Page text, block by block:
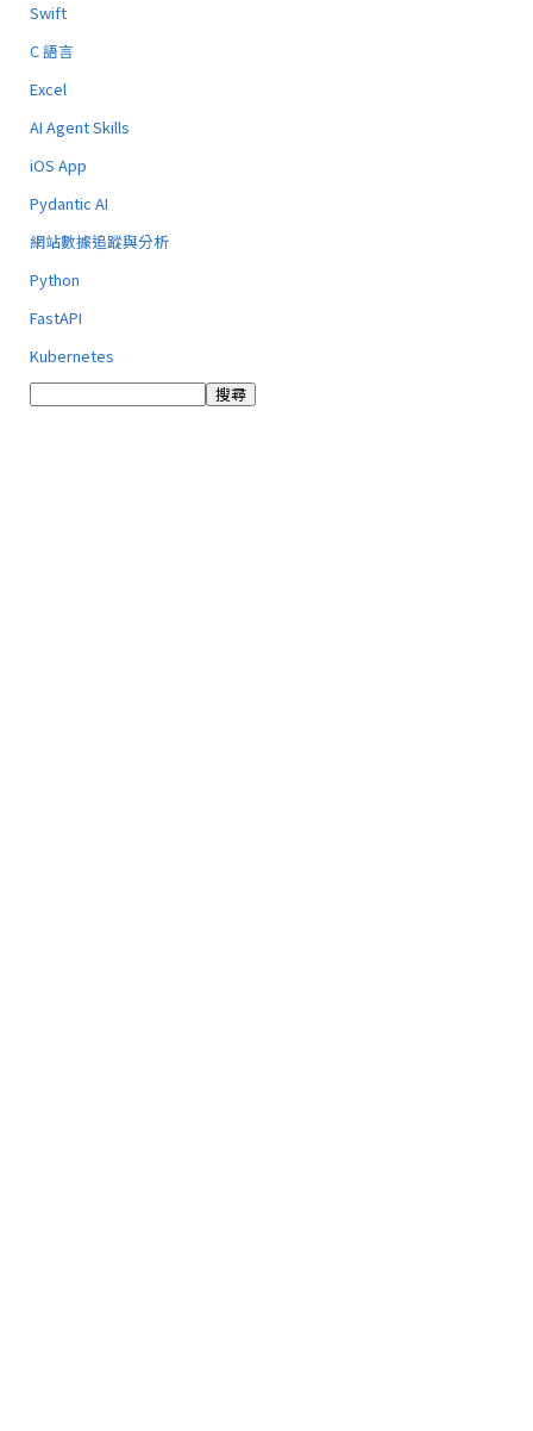
Swift
C 語言
Excel
AI Agent Skills
iOS App
Pydantic AI
網站數據追蹤與分析
Python
FastAPI
Kubernetes